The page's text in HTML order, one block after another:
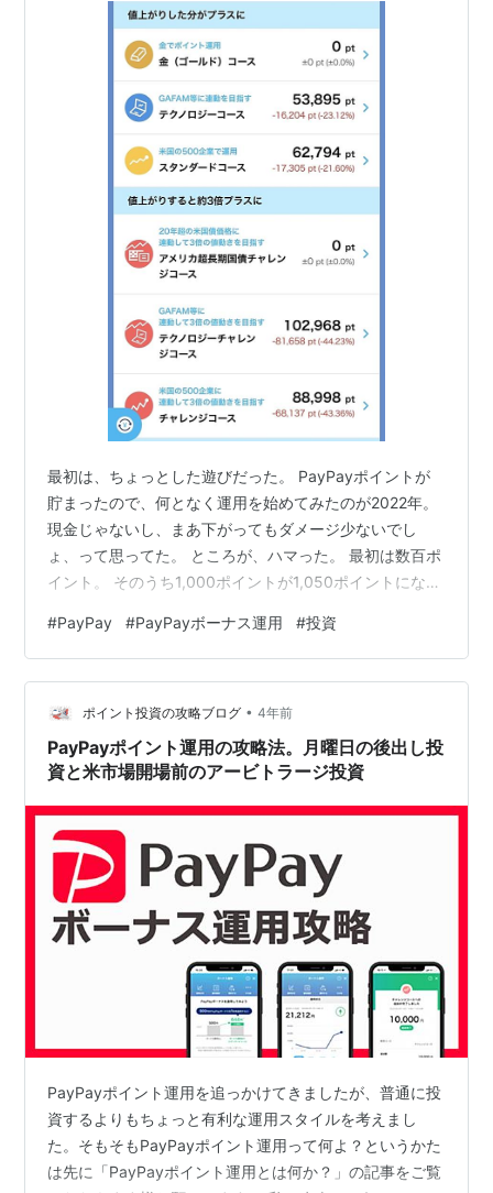
最初は、ちょっとした遊びだった。 PayPayポイントが
貯まったので、何となく運用を始めてみたのが2022年。
現金じゃないし、まあ下がってもダメージ少ないでし
ょ、って思ってた。 ところが、ハマった。 最初は数百ポ
イント。 そのうち1,000ポイントが1,050ポイントになっ
間はかからなかった。 その頃の自分は、“利確は正義”マ
ンだった。 「上がったら売る」 「下がったら買う」
「利益が出たらゴールドに避難する」 インスタでグラフ
を毎回記録して、自分なりに丁寧にポイントを育ててい
た。 https://www.instagram.com/pay…
#PayPay #PayPayボーナス運用 #投資
ポイント投資の攻略ブログ • 4年前
PayPayポイント運用の攻略法。月曜日の後出し投
資と米市場開場前のアービトラージ投資
PayPayポイント運用を追っかけてきましたが、普通に投
資するよりもちょっと有利な運用スタイルを考えまし
た。そもそもPayPayポイント運用って何よ？というかた
は先に「PayPayポイント運用とは何か？」の記事をご覧